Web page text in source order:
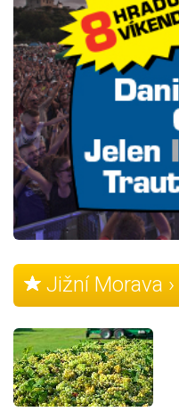
Jižní Morava ›